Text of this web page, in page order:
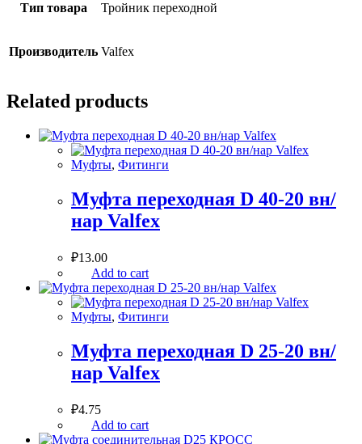
Тип товара Тройник переходной
Производитель Valfex
Related products
Муфты, Фитинги
Муфта переходная D 40-20 вн/
нар Valfex
₽13.00
Add to cart
Муфты, Фитинги
Муфта переходная D 25-20 вн/
нар Valfex
₽4.75
Add to cart